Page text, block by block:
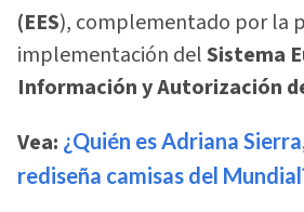
(EES), complementado por la
implementación delSistema
Información y Autorización
Vea: ¿Quién es Adriana
rediseña camisas del